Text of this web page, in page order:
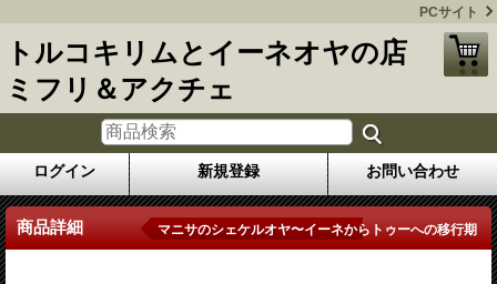
PCサイト
トルコキリムとイーネオヤの店
ミフリ＆アクチェ
ログイン 新規登録 お問い合わせ
商品詳細 マニサのシェケルオヤ〜イーネからトゥーへの移行期